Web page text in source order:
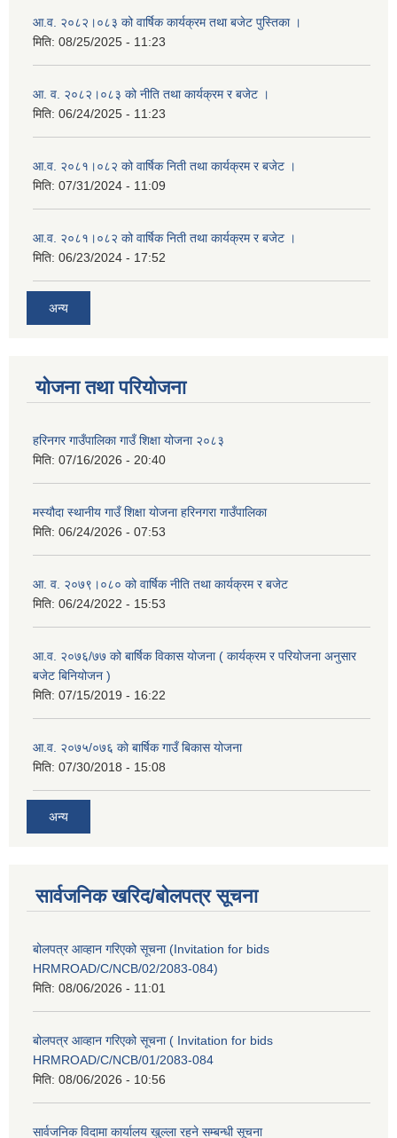
आ.व. २०८२।०८३ को वार्षिक कार्यक्रम तथा बजेट पुस्तिका ।
मिति: 08/25/2025 - 11:23
आ. व. २०८२।०८३ को नीति तथा कार्यक्रम र बजेट ।
मिति: 06/24/2025 - 11:23
आ.व. २०८१।०८२ को वार्षिक निती तथा कार्यक्रम र बजेट ।
मिति: 07/31/2024 - 11:09
आ.व. २०८१।०८२ को वार्षिक निती तथा कार्यक्रम र बजेट ।
मिति: 06/23/2024 - 17:52
अन्य
योजना तथा परियोजना
हरिनगर गाउँपालिका गाउँ शिक्षा योजना २०८३
मिति: 07/16/2026 - 20:40
मस्यौदा स्थानीय गाउँ शिक्षा योजना हरिनगरा गाउँपालिका
मिति: 06/24/2026 - 07:53
आ. व. २०७९।०८० को वार्षिक नीति तथा कार्यक्रम र बजेट
मिति: 06/24/2022 - 15:53
आ.व. २०७६/७७ को बार्षिक विकास योजना ( कार्यक्रम र परियोजना अनुसार
बजेट बिनियोजन )
मिति: 07/15/2019 - 16:22
आ.व. २०७५/०७६ काे बार्षिक गाउँ बिकास योजना
मिति: 07/30/2018 - 15:08
अन्य
सार्वजनिक खरिद/बोलपत्र सूचना
बोलपत्र आव्हान गरिएको सूचना (Invitation for bids
HRMROAD/C/NCB/02/2083-084)
मिति: 08/06/2026 - 11:01
बोलपत्र आव्हान गरिएको सूचना ( Invitation for bids
HRMROAD/C/NCB/01/2083-084
मिति: 08/06/2026 - 10:56
सार्वजनिक विदामा कार्यालय खुल्ला रहने सम्बन्धी सूचना